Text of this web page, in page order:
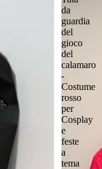
da
guardia
del
gioco
del
calamaro
-
Costume
rosso
per
Cosplay
e
feste
a
tema